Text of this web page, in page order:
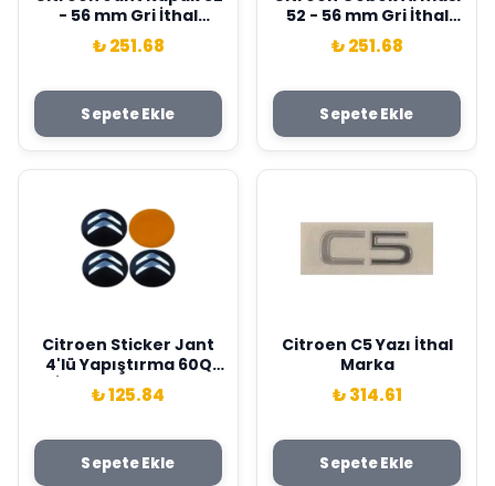
- 56 mm Gri İthal
Marka 8911
₺ 251.68
Sepete Ekle
52 - 56 mm Gri İthal
Marka 8911A
₺ 251.68
Sepete Ekle
Citroen Sticker Jant
4'lü Yapıştırma 60Q
İthal Marka J1033
₺ 125.84
Sepete Ekle
Citroen C5 Yazı İthal
Marka
₺ 314.61
Sepete Ekle